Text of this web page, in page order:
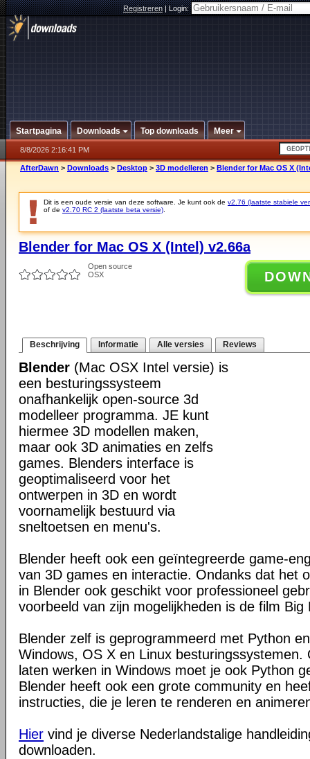
Registreren|Login:
Startpagina Downloads Top downloads Meer
8/8/2026 2:16:41 PM
AfterDawn > Downloads > Desktop > 3D modelleren > Blender for Mac OS X
Dit is een oude versie van deze software. Je kunt ook de v2.76 (laatste stabiele
of de v2.70 RC 2 (laatste beta versie)
Blender for Mac OS X (Intel) v2.66a
Open source
OSX
Beschrijving Informatie Alle versies Reviews
Blender (Mac OSX Intel versie) is
een besturingssysteem
onafhankelijk open-source 3d
modelleer programma. JE kunt
hiermee 3D modellen maken,
maar ook 3D animaties en zelfs
games. Blenders interface is
geoptimaliseerd voor het
ontwerpen in 3D en wordt
voornamelijk bestuurd via
sneltoetsen en menu's.
Blender heeft ook een geïntegreerde game-
van 3D games en interactie. Ondanks dat het
in Blender ook geschikt voor professioneel
voorbeeld van zijn mogelijkheden is de film Big
Blender zelf is geprogrammeerd met Python
Windows, OS X en Linux besturingssystemen.
laten werken in Windows moet je ook Python
Blender heeft ook een grote community en
instructies, die je leren te renderen en
Hier vind je diverse Nederlandstalige
downloaden.